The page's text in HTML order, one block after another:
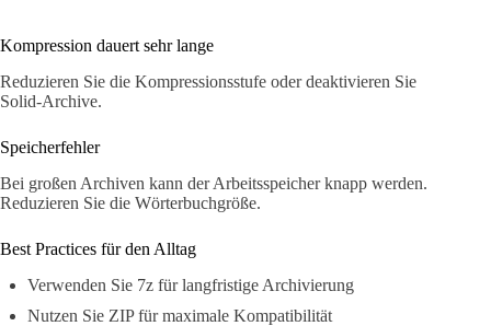
Kompression dauert sehr lange
Reduzieren Sie die Kompressionsstufe oder deaktivieren Sie
Solid-Archive.
Speicherfehler
Bei großen Archiven kann der Arbeitsspeicher knapp werden.
Reduzieren Sie die Wörterbuchgröße.
Best Practices für den Alltag
Verwenden Sie 7z für langfristige Archivierung
Nutzen Sie ZIP für maximale Kompatibilität